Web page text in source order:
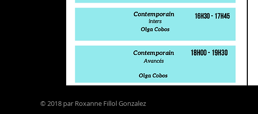
© 2018 par Roxanne Fillol Gonzalez